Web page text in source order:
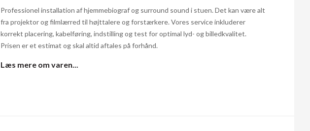
Professionel installation af hjemmebiograf og surround sound i stuen. Det kan være alt
fra projektor og filmlærred til højttalere og forstærkere. Vores service inkluderer
korrekt placering, kabelføring, indstilling og test for optimal lyd- og billedkvalitet.
Prisen er et estimat og skal altid aftales på forhånd.
Læs mere om varen...